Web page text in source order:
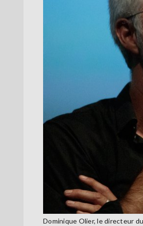
Dominique Olier, le directeur